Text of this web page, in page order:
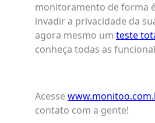
monitoramento de forma
invadir a privacidade da
agora mesmo um teste
conheça todas as
Acesse
contato com a gente!